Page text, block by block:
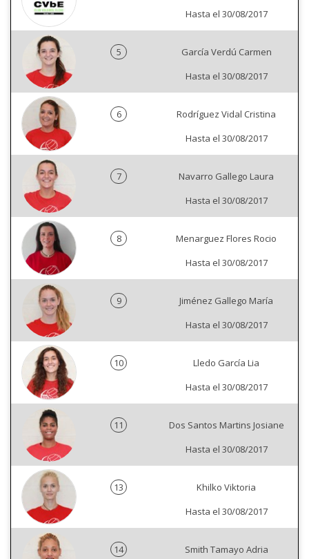
Hasta el 30/08/2017
5
García Verdú Carmen
Hasta el 30/08/2017
6
Rodríguez Vidal Cristina
Hasta el 30/08/2017
7
Navarro Gallego Laura
Hasta el 30/08/2017
8
Menarguez Flores Rocio
Hasta el 30/08/2017
9
Jiménez Gallego María
Hasta el 30/08/2017
10
Lledo García Lia
Hasta el 30/08/2017
11
Dos Santos Martins Josiane
Hasta el 30/08/2017
13
Khilko Viktoria
Hasta el 30/08/2017
14
Smith Tamayo Adria